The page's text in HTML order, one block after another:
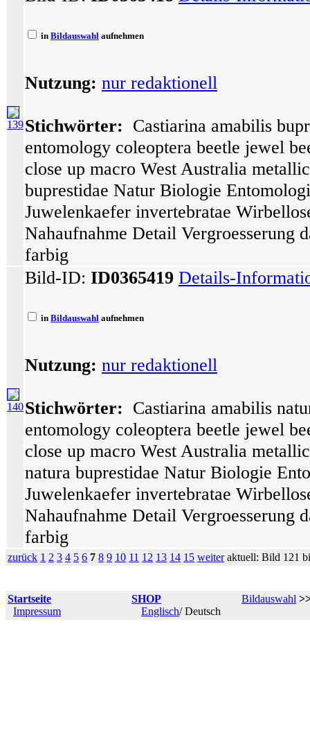
139
in Bildauswahl aufnehmen
Nutzung: nur redaktionell
Stichwörter: Castiarina amabilis
entomology coleoptera beetle jewel
close up macro West Australia
buprestidae Natur Biologie
Juwelenkaefer invertebratae
Nahaufnahme Detail Vergroesserung
farbig
140
Bild-ID: ID0365419 Details-
in Bildauswahl aufnehmen
Nutzung: nur redaktionell
Stichwörter: Castiarina amabilis
entomology coleoptera beetle jewel
close up macro West Australia
natura buprestidae Natur Biologie
Juwelenkaefer invertebratae
Nahaufnahme Detail Vergroesserung
farbig
zurück 1 2 3 4 5 6 7 8 9 10 11 12 13 14 15 weiteraktuell: Bild 121
Startseite SHOP Bildauswahl
Impressum
Englisch/ Deutsch